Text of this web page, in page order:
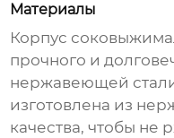
Материалы
Корпус
прочного и
нержавеющей
изготовлена из
качества, чтобы не